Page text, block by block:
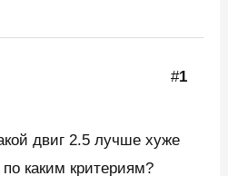
#1
двиг 2.5 лучше хуже
по каким критериям?